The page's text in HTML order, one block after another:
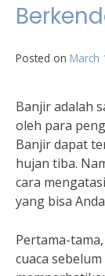
Posted on March
Banjir adalah
oleh para
Banjir dapat
hujan tiba.
cara
yang bisa
Pertama-
cuaca